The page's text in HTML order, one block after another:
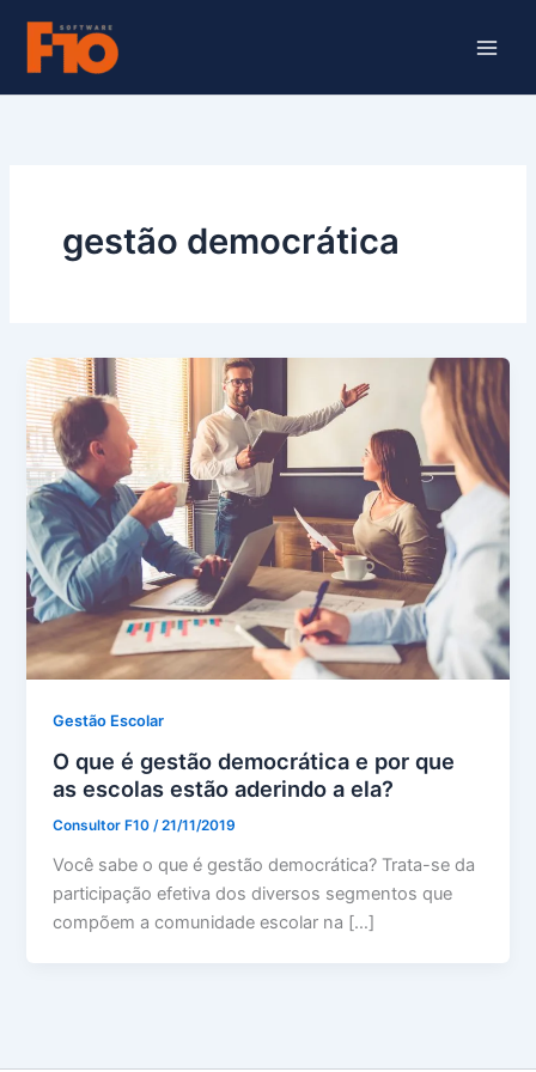
conteúdo
gestão democrática
Gestão Escolar
O que é gestão democrática e por que
as escolas estão aderindo a ela?
Consultor F10/21/11/2019
Você sabe o que é gestão democrática? Trata-se da
participação efetiva dos diversos segmentos que
compõem a comunidade escolar na […]